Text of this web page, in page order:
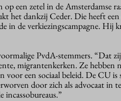
een zetel in de Amsterdamse
het dankzij Ceder. Die heeft
in de verkiezingscampagne. Hij
PvdA-stemmers. “Dat
migrantenkerken. Ze hebben
een sociaal beleid. De CU is
door zich als advocaat in